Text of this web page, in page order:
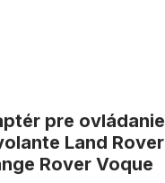
pre ovládanie
Land Rover
Rover Voque